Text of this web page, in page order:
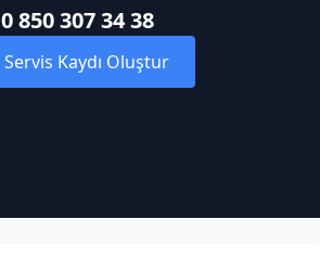
0 850 307 34 38
Servis Kaydı Oluştur